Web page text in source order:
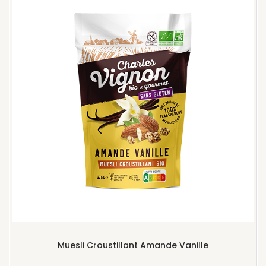
Muesli Croustillant Amande Vanille